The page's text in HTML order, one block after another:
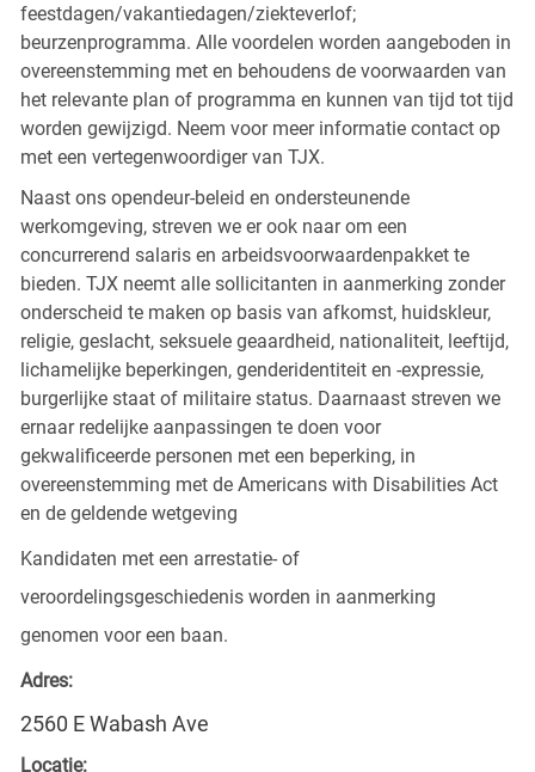
feestdagen/vakantiedagen/ziekteverlof;
beurzenprogramma. Alle voordelen worden aangeboden in
overeenstemming met en behoudens de voorwaarden van
het relevante plan of programma en kunnen van tijd tot tijd
worden gewijzigd. Neem voor meer informatie contact op
met een vertegenwoordiger van TJX.
Naast ons opendeur-beleid en ondersteunende
werkomgeving, streven we er ook naar om een
concurrerend salaris en arbeidsvoorwaardenpakket te
bieden. TJX neemt alle sollicitanten in aanmerking zonder
onderscheid te maken op basis van afkomst, huidskleur,
religie, geslacht, seksuele geaardheid, nationaliteit, leeftijd,
lichamelijke beperkingen, genderidentiteit en -expressie,
burgerlijke staat of militaire status. Daarnaast streven we
ernaar redelijke aanpassingen te doen voor
gekwalificeerde personen met een beperking, in
overeenstemming met de Americans with Disabilities Act
en de geldende wetgeving
Kandidaten met een arrestatie- of
veroordelingsgeschiedenis worden in aanmerking
genomen voor een baan.
Adres:
2560 E Wabash Ave
Locatie: